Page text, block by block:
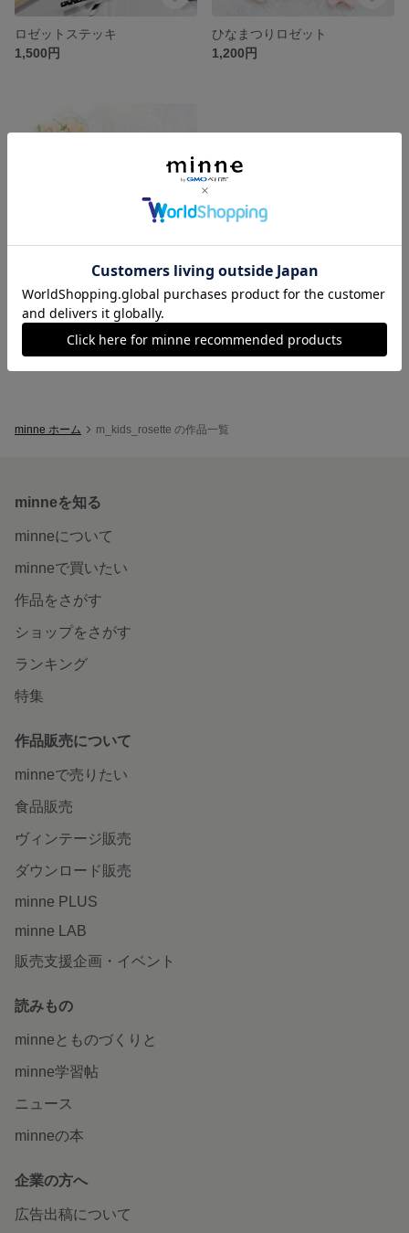
ロゼットステッキ
1,500円
ひなまつりロゼット
1,200円
イニシャルロゼット
900円
minne ホーム m_kids_rosette の作品一覧
minneを知る
minneについて
minneで買いたい
作品をさがす
ショップをさがす
ランキング
特集
作品販売について
minneで売りたい
食品販売
ヴィンテージ販売
ダウンロード販売
minne PLUS
minne LAB
販売支援企画・イベント
読みもの
minneとものづくりと
minne学習帖
ニュース
minneの本
企業の方へ
広告出稿について